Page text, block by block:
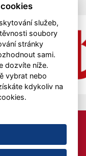
prostředků
RSS
služeb,
soubory
stránky
sami.
dozvíte níže.
vybrat nebo
kdykoliv na